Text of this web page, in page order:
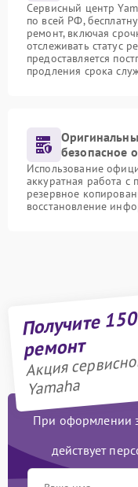
Сервисный центр
по всей РФ,
ремонт, включая
отслеживать статус
предоставляется
продления срока
безопасное
Использование
аккуратная работа с
резервное
восстановление
Получите
ремонт
Акция
Yamaha
При оформлении
действует